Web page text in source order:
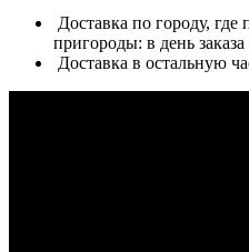
Доставка по городу, где
пригороды: в день
Доставка в остальную